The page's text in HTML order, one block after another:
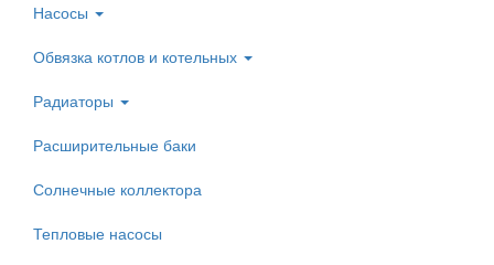
Насосы
Обвязка котлов и котельных
Радиаторы
Расширительные баки
Солнечные коллектора
Тепловые насосы